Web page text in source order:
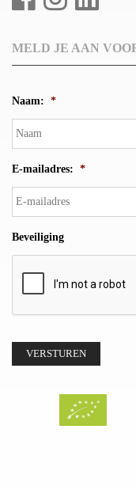
MELD JE AAN
Naam: *
E-mailadres: *
Beveiliging
VERSTUREN